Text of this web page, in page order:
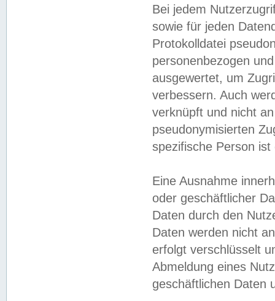
Bei jedem
sowie für jeden
Protokolldatei
personenbezogen
ausgewertet, um
verbessern. Auch
verknüpft und nicht
pseudonymisierten
spezifische Person
Eine Ausnahme
oder geschäftlicher
Daten durch den
Daten werden nicht
erfolgt verschlüsselt
Abmeldung eines
geschäftlichen Daten